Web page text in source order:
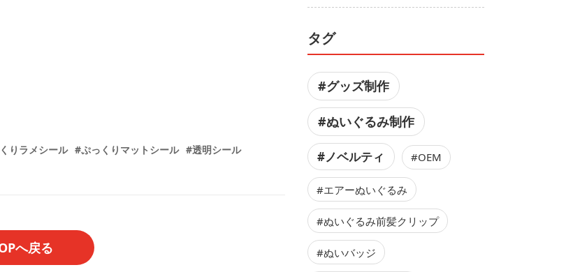
りラメシール #ぷっくりマットシール #透明シール
へ戻る
タグ
#グッズ制作
#ぬいぐるみ制作
#ノベルティ #OEM
#エアーぬいぐるみ
#ぬいぐるみ前髪クリップ
#ぬいバッジ